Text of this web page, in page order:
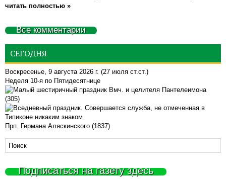
читать полностью »
Все комментарии
СЕГОДНЯ
Воскресенье, 9 августа 2026 г. (27 июля ст.ст.)
Неделя 10-я по Пятидесятнице
Вмч. и целителя Пантелеимона
(305)
Прп. Германа Аляскинского (1837)
Подписаться на газету здесь